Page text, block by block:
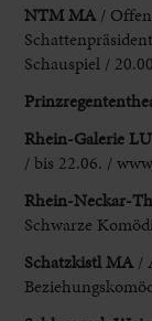
NTM MA /
Schauspiel / 20.00
Rhein-Galerie LU
/ bis 22.06. /
Rhein-Neckar-
Schwarze
Schatzkistl MA /